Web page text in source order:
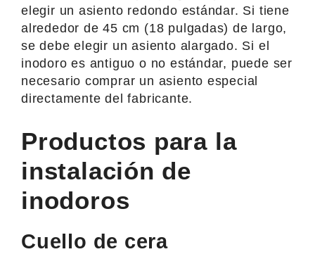
elegir un asiento redondo estándar. Si tiene
alrededor de 45 cm (18 pulgadas) de largo,
se debe elegir un asiento alargado. Si el
inodoro es antiguo o no estándar, puede ser
necesario comprar un asiento especial
directamente del fabricante.
Productos para la
instalación de
inodoros
Cuello de cera